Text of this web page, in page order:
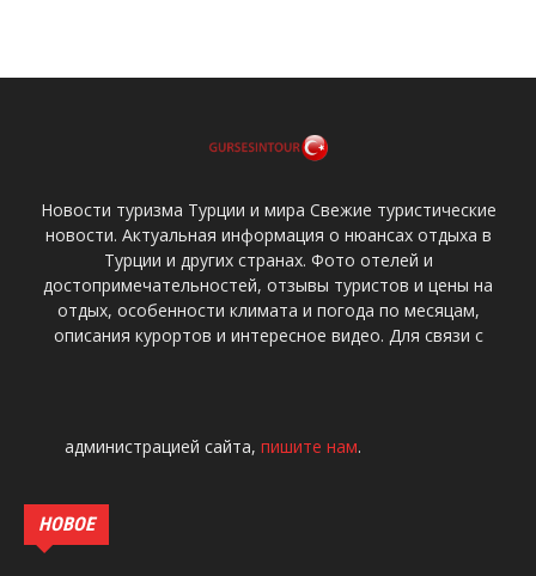
Новости туризма Турции и мира Свежие туристические
новости. Актуальная информация о нюансах отдыха в
Турции и других странах. Фото отелей и
достопримечательностей, отзывы туристов и цены на
отдых, особенности климата и погода по месяцам,
описания курортов и интересное видео. Для связи с
администрацией сайта, пишите нам.
НОВОЕ